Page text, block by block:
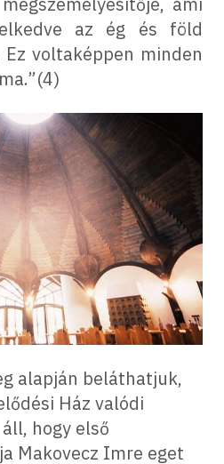
az ég és föld
voltaképpen minden
alapján beláthatjuk,
Ház valódi
hogy első
Makovecz Imre eget